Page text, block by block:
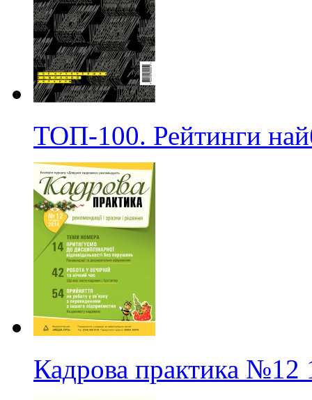
ТОП-100. Рейтинги
Кадрова практика №12